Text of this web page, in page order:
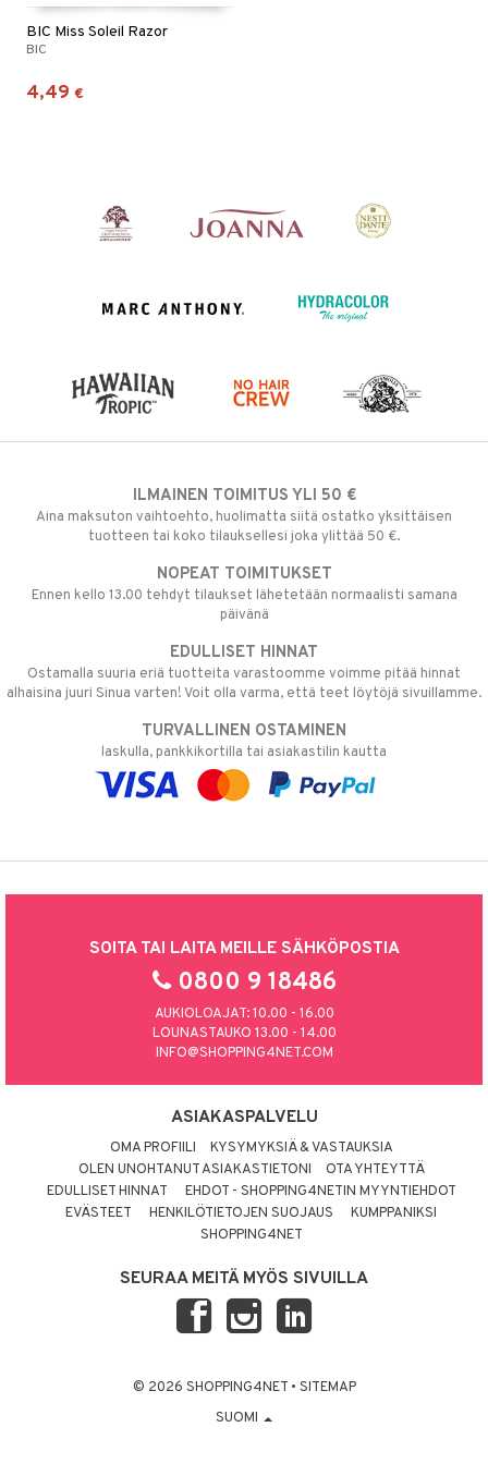
BIC Miss Soleil Razor
BIC
4,49 €
ILMAINEN TOIMITUS YLI 50 €
Aina maksuton vaihtoehto, huolimatta siitä ostatko yksittäisen
tuotteen tai koko tilauksellesi joka ylittää 50 €.
NOPEAT TOIMITUKSET
Ennen kello 13.00 tehdyt tilaukset lähetetään normaalisti samana
päivänä
EDULLISET HINNAT
Ostamalla suuria eriä tuotteita varastoomme voimme pitää hinnat
alhaisina juuri Sinua varten! Voit olla varma, että teet löytöjä sivuillamme.
TURVALLINEN OSTAMINEN
laskulla, pankkikortilla tai asiakastilin kautta
SOITA TAI LAITA MEILLE SÄHKÖPOSTIA
0800 9 18486
AUKIOLOAJAT: 10.00 - 16.00
LOUNASTAUKO 13.00 - 14.00
INFO@SHOPPING4NET.COM
ASIAKASPALVELU
OMA PROFIILI
KYSYMYKSIÄ & VASTAUKSIA
OLEN UNOHTANUT ASIAKASTIETONI
OTA YHTEYTTÄ
EDULLISET HINNAT
EHDOT - SHOPPING4NETIN MYYNTIEHDOT
EVÄSTEET
HENKILÖTIETOJEN SUOJAUS
KUMPPANIKSI
SHOPPING4NET
SEURAA MEITÄ MYÖS SIVUILLA
© 2026 SHOPPING4NET • SITEMAP
SUOMI